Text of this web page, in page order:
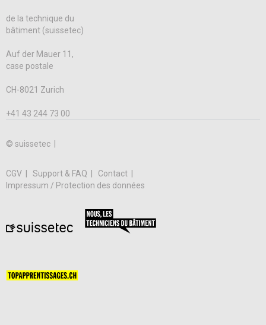
de la technique du
bâtiment (suissetec)
Auf der Mauer 11,
case postale
CH-8021 Zurich
+41 43 244 73 00
© suissetec |
CGV Support & FAQ
Contact
Impressum / Protection des données